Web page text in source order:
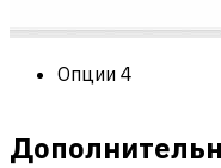
Опции 4